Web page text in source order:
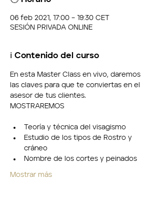
06 feb 2021, 17:00 – 19:30 CET
SESIÓN PRIVADA ONLINE
ℹ️ Contenido del curso
En esta Master Class en vivo, daremos
las claves para que te conviertas en el
asesor de tus clientes.
MOSTRAREMOS
Teoría y técnica del visagismo
Estudio de los tipos de Rostro y
cráneo
Nombre de los cortes y peinados
Mostrar más